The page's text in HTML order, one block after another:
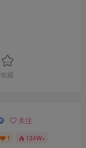
收藏
关注
1 134W+